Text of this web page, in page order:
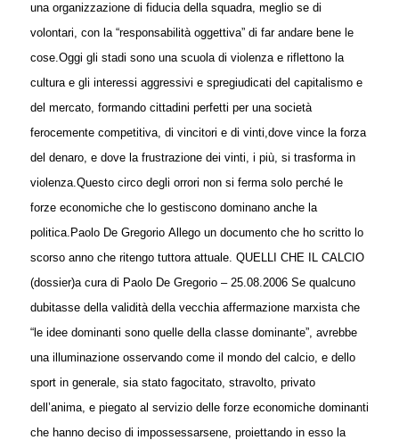
una organizzazione di fiducia della squadra, meglio se di
volontari, con la “responsabilità oggettiva” di far andare bene le
cose.Oggi gli stadi sono una scuola di violenza e riflettono la
cultura e gli interessi aggressivi e spregiudicati del capitalismo e
del mercato, formando cittadini perfetti per una società
ferocemente competitiva, di vincitori e di vinti,dove vince la forza
del denaro, e dove la frustrazione dei vinti, i più, si trasforma in
violenza.Questo circo degli orrori non si ferma solo perché le
forze economiche che lo gestiscono dominano anche la
politica. Paolo De Gregorio Allego un documento che ho scritto lo
scorso anno che ritengo tuttora attuale. QUELLI CHE IL CALCIO
(dossier)a cura di Paolo De Gregorio – 25.08.2006 Se qualcuno
dubitasse della validità della vecchia affermazione marxista che
“le idee dominanti sono quelle della classe dominante”, avrebbe
una illuminazione osservando come il mondo del calcio, e dello
sport in generale, sia stato fagocitato, stravolto, privato
dell’anima, e piegato al servizio delle forze economiche dominanti
che hanno deciso di impossessarsene, proiettando in esso la